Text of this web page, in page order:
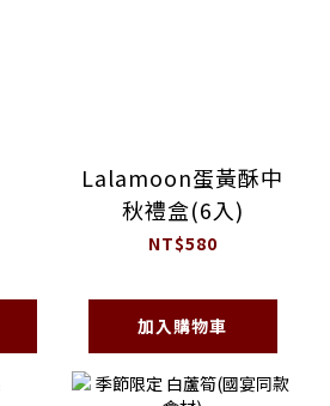
Lalamoon蛋黃酥中
秋禮盒(6入)
NT$580
加入購物車